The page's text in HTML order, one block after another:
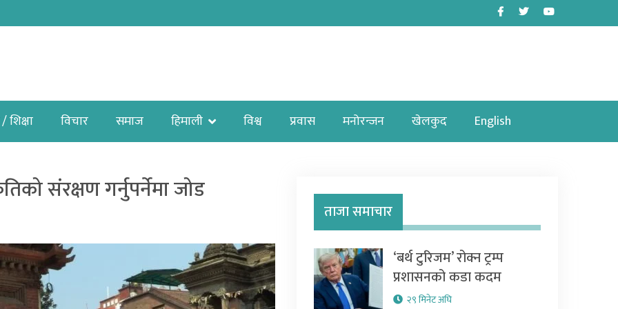
Facebook
TwitterYoutube
शिक्षा विचार समाज हिमाली विश्व प्रवास मनोरन्जन खेलकुद English
संरक्षण गर्नुपर्नेमा जोड
ताजा समाचार
‘बर्थ टुरिजम’ रोक्न ट्रम्प
प्रशासनको कडा कदम
२९ मिनेट अघि